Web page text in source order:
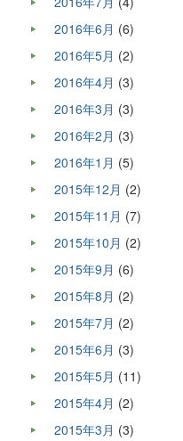
2016年6月 (6)
2016年5月 (2)
2016年4月 (3)
2016年3月 (3)
2016年2月 (3)
2016年1月 (5)
2015年12月 (2)
2015年11月 (7)
2015年10月 (2)
2015年9月 (6)
2015年8月 (2)
2015年7月 (2)
2015年6月 (3)
2015年5月 (11)
2015年4月 (2)
2015年3月 (3)